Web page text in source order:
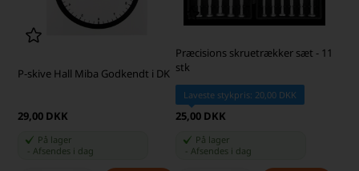
P-skive Hall Miba Godkendt i DK
29,00 DKK
På lager
-Afsendes i dag
Præcisions skruetrækker sæt - 11
stk
Laveste stykpris: 20,00 DKK
25,00 DKK
På lager
Afsendes i dag